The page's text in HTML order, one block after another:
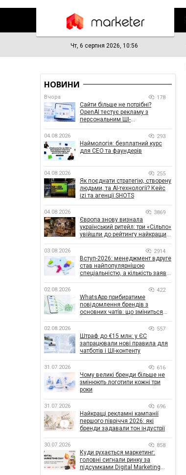
Чт, 6 серпня 2026, 10:56
НОВИНИ
Вчора 178
Сайти більше не потрібні?
OpenAI тестує рекламу з
персональним ШІ-
04.08.2026 293
Наймологія: безплатний курс
для CEO та фаундерів
04.08.2026 255
Як поєднати стратегію, створену
людьми, та AI-технології? Кейс
izi та агенції SHOTS
04.08.2026 3869
Європа знову визнала
український ритейл: три «Сільпо»
увійшли до рейтингу найкращих
03.08.2026 2914
Вступ-2026: менеджмент вдруге
став найпопулярнішою
спеціальністю, а кількість заяв
02.08.2026 422
WhatsApp прибиратиме
повідомлення брендів з
основних чатів: що зміниться
02.08.2026 557
Штраф до €15 млн: у ЄС
запрацювали нові правила для
чатботів і ШІ-контенту
31.07.2026 616
Чому великі бренди більше не
змінюють логотипи кожні три
роки
31.07.2026 696
Найкращі рекламні кампанії
першого півріччя 2026: які
бренди задавали тон індустрії
30.07.2026 858
Куди рухається маркетинг:
головні сигнали ринку за
підсумками Digital Marketing